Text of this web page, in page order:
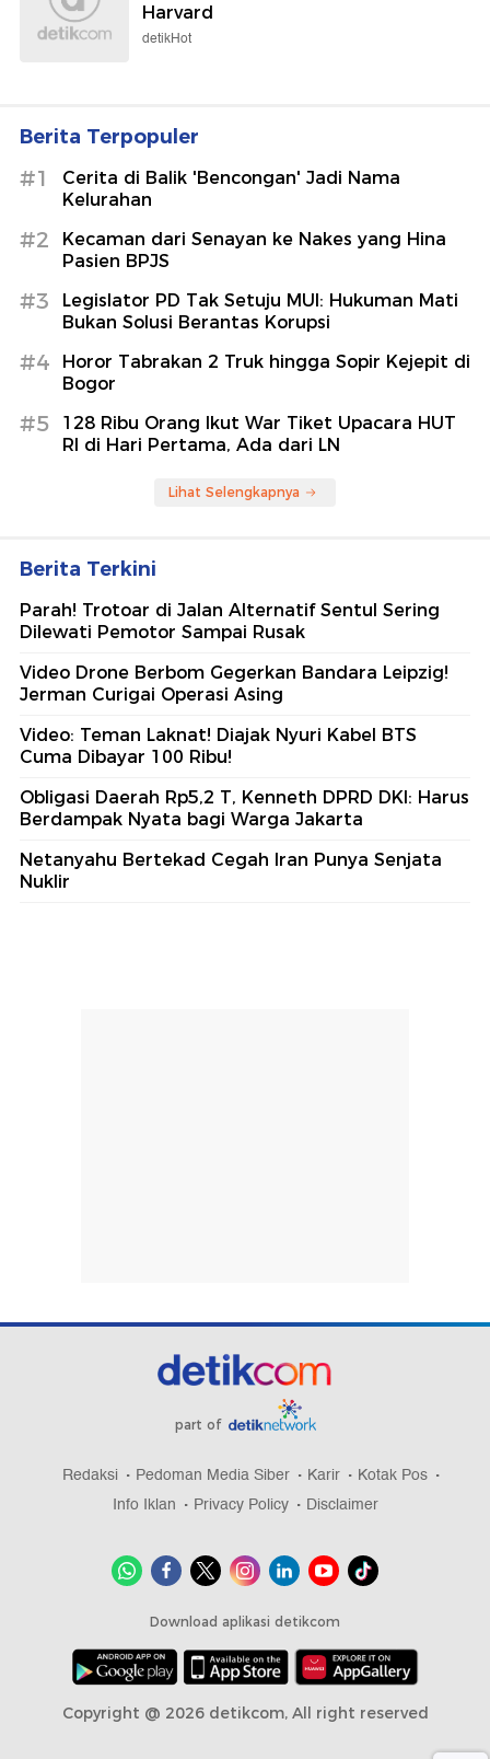
Harvard
detikHot
Berita Terpopuler
#1
Cerita di Balik 'Bencongan' Jadi Nama
Kelurahan
#2
Kecaman dari Senayan ke Nakes yang Hina
Pasien BPJS
#3
Legislator PD Tak Setuju MUI: Hukuman Mati
Bukan Solusi Berantas Korupsi
#4
Horor Tabrakan 2 Truk hingga Sopir Kejepit di
Bogor
#5
128 Ribu Orang Ikut War Tiket Upacara HUT
RI di Hari Pertama, Ada dari LN
Lihat Selengkapnya
Berita Terkini
Parah! Trotoar di Jalan Alternatif Sentul Sering
Dilewati Pemotor Sampai Rusak
Video Drone Berbom Gegerkan Bandara Leipzig!
Jerman Curigai Operasi Asing
Video: Teman Laknat! Diajak Nyuri Kabel BTS
Cuma Dibayar 100 Ribu!
Obligasi Daerah Rp5,2 T, Kenneth DPRD DKI: Harus
Berdampak Nyata bagi Warga Jakarta
Netanyahu Bertekad Cegah Iran Punya Senjata
Nuklir
part of
Redaksi Pedoman Media Siber Karir
Kotak Pos
Info Iklan
Privacy Policy Disclaimer
Download aplikasi detikcom
Copyright @ 2026 detikcom, All right reserved